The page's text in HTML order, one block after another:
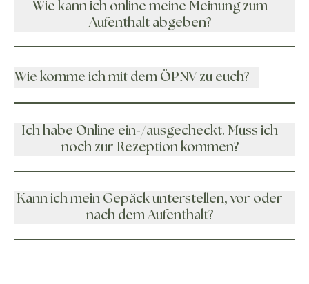
Wie kann ich online meine Meinung zum
Aufenthalt abgeben?
Wie komme ich mit dem ÖPNV zu euch?
Ich habe Online ein-/ausgecheckt. Muss ich
noch zur Rezeption kommen?
Kann ich mein Gepäck unterstellen, vor oder
nach dem Aufenthalt?